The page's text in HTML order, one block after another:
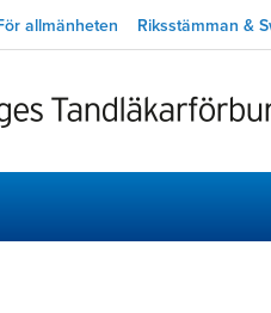
allmänheten Riksstämman &